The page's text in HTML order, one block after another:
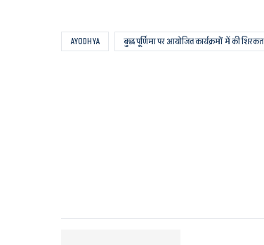
AYODHYA बुद्ध पूर्णिमा पर आयोजित कार्यक्रमों में की शिरकत